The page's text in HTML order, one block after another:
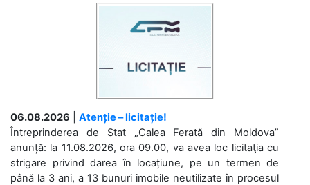
06.08.2026
Atenție – licitație!
Întreprinderea de Stat „Calea Ferată din Moldova”
anunță: la 11.08.2026, ora 09.00, va avea loc licitaţia cu
strigare privind darea în locațiune, pe un termen de
până la 3 ani, a 13 bunuri imobile neutilizate în procesul